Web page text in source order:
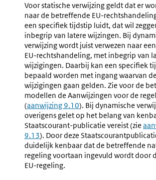
Voor statische verwijzing geldt dat er
naar de betreffende EU-
een specifiek tijdstip luidt, dat wil
inbegrip van latere wijzingen. Bij
verwijzing wordt juist verwezen naar
EU-rechtshandeling, met inbegrip van
wijzigingen. Daarbij kan een specifiek
bepaald worden met ingang waarvan
wijzigingen gaan gelden. Zie voor de
modellen de Aanwijzingen voor de
(aanwijzing 9.10). Bij dynamische
overigens gelet op het belang van
Staatscourant-publicatie vereist (zie
9.13). Door deze
duidelijk kenbaar dat de betreffende
regeling voortaan ingevuld wordt door
EU-regeling.